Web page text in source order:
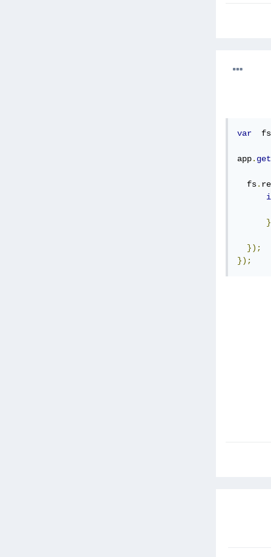
var
  fs
app. get
  fs
.
}
});
});